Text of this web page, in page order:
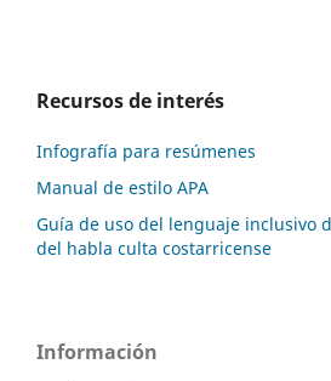
Recursos de interés
Infografía para resúmenes
Manual de estilo APA
Guía de uso del lenguaje inclusivo
del habla culta costarricense
Información